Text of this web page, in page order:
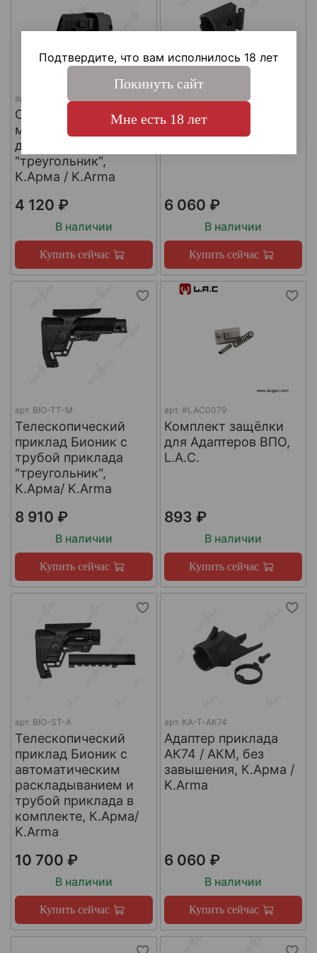
арт.
Складной шарнир
модульного приклада
для трубы приклада
"треугольник",
К.Арма / K.Arma
4 120 ₽
В наличии
Купить сейчас
Адаптер приклада
АКСУ/АКС-74У,
6 060 ₽
В наличии
Купить сейчас
арт. BIO-TT-M
Телескопический
приклад Бионик с
трубой приклада
"треугольник",
К.Арма/ K.Arma
8 910 ₽
В наличии
Купить сейчас
арт. #LAC0079
Комплект защёлки
для Адаптеров ВПО,
L.A.C.
893 ₽
В наличии
Купить сейчас
арт. BIO-ST-A
Телескопический
приклад Бионик с
автоматическим
раскладыванием и
трубой приклада в
комплекте, К.Арма/
K.Arma
10 700 ₽
В наличии
Купить сейчас
арт. КА-Т-АК74
Адаптер приклада
АК74 / АКМ, без
завышения, К.Арма /
K.Arma
6 060 ₽
В наличии
Купить сейчас
Подтвердите, что вам исполнилось 18 лет
Покинуть сайт
Мне есть 18 лет